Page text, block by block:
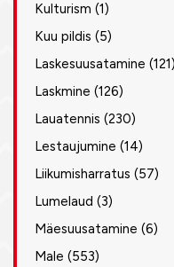
Kulturism (1)
Kuu pildis (5)
Laskesuusatamine (121)
Laskmine (126)
Lauatennis (230)
Lestaujumine (14)
Liikumisharratus (57)
Lumelaud (3)
Mäesuusatamine (6)
Male (553)